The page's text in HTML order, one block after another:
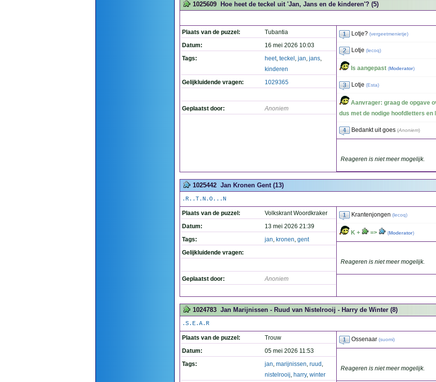
1025609 Hoe heet de teckel uit 'Jan, Jans en de kinderen'? (5)
Plaats van de puzzel:
Tubantia
Datum:
16 mei 2026 10:03
Tags:
heet, teckel , jan, jans,
kinderen
Gelijkluidende vragen:
1029365
Geplaatst door: Anoniem
Lotje? (vergeetmenietje)
Lotje (lecoq)
Is aangepast (Moderator)
Lotje (Esta)
Aanvrager: graag de opgave
dus met de nodige hoofdletters en
Bedankt uit goes (Anoniem)
Reageren is niet meer mogelijk.
1025442 Jan Kronen Gent (13)
.R..T.N.O...N
Plaats van de puzzel:
Volkskrant Woordkraker
Datum:
13 mei 2026 21:39
Tags:
jan, kronen, gent
Gelijkluidende vragen:
Geplaatst door: Anoniem
Krantenjongen (lecoq)
K + => (Moderator)
Reageren is niet meer mogelijk.
1024783 Jan Marijnissen - Ruud van Nistelrooij - Harry de Winter (8)
.S.E.A.R
Plaats van de puzzel:
Trouw
Datum:
05 mei 2026 11:53
Tags:
jan, marijnissen, ruud ,
nistelrooij, harry, winter
Ossenaar (suomi)
Reageren is niet meer mogelijk.